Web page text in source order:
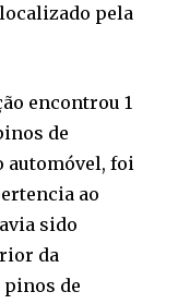
pela
encontrou 1
de
automóvel, foi
ao
sido
da
pinos de